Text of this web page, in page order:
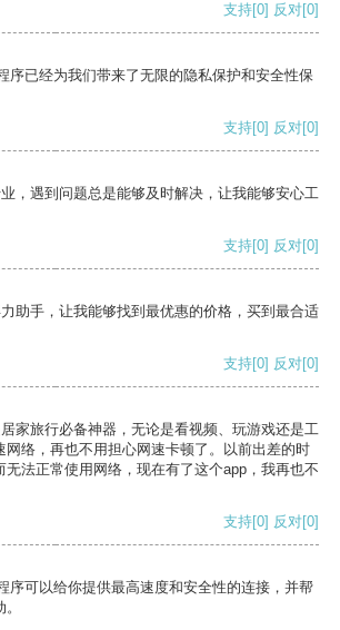
支持[0] 反对[0]
序已经为我们带来了无限的隐私保护和安全性保
支持[0] 反对[0]
，遇到问题总是能够及时解决，让我能够安心工
支持[0] 反对[0]
助手，让我能够找到最优惠的价格，买到最合适
支持[0] 反对[0]
家旅行必备神器，无论是看视频、玩游戏还是工
网络，再也不用担心网速卡顿了。以前出差的时
无法正常使用网络，现在有了这个app，我再也不
支持[0] 反对[0]
序可以给你提供最高速度和安全性的连接，并帮